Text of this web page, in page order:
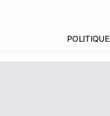
POLITIQUE